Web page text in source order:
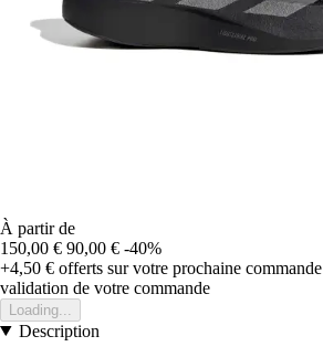
À partir de
150,00 € 90,00 € -40%
+4,50 € offerts sur votre prochaine commande
validation de votre commande
Loading...
Description